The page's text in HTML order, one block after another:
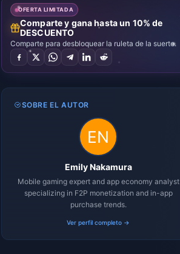
OFERTA LIMITADA
Comparte y gana hasta un 10% de
DESCUENTO
Comparte para desbloquear la ruleta de la suerte.
SOBRE EL AUTOR
Emily Nakamura
Mobile gaming expert and app economy analyst
specializing in F2P monetization and in-app
purchase trends.
Ver perfil completo →